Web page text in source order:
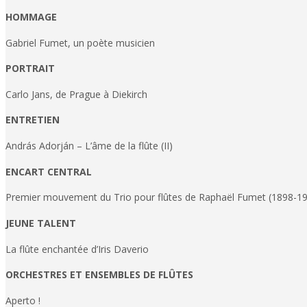
HOMMAGE
Gabriel Fumet, un poète musicien
PORTRAIT
Carlo Jans, de Prague à Diekirch
ENTRETIEN
András Adorján – L’âme de la flûte (II)
ENCART CENTRAL
Premier mouvement du Trio pour flûtes de Raphaël Fumet (1898-
JEUNE TALENT
La flûte enchantée d’Iris Daverio
ORCHESTRES ET ENSEMBLES DE FLÛTES
Aperto !